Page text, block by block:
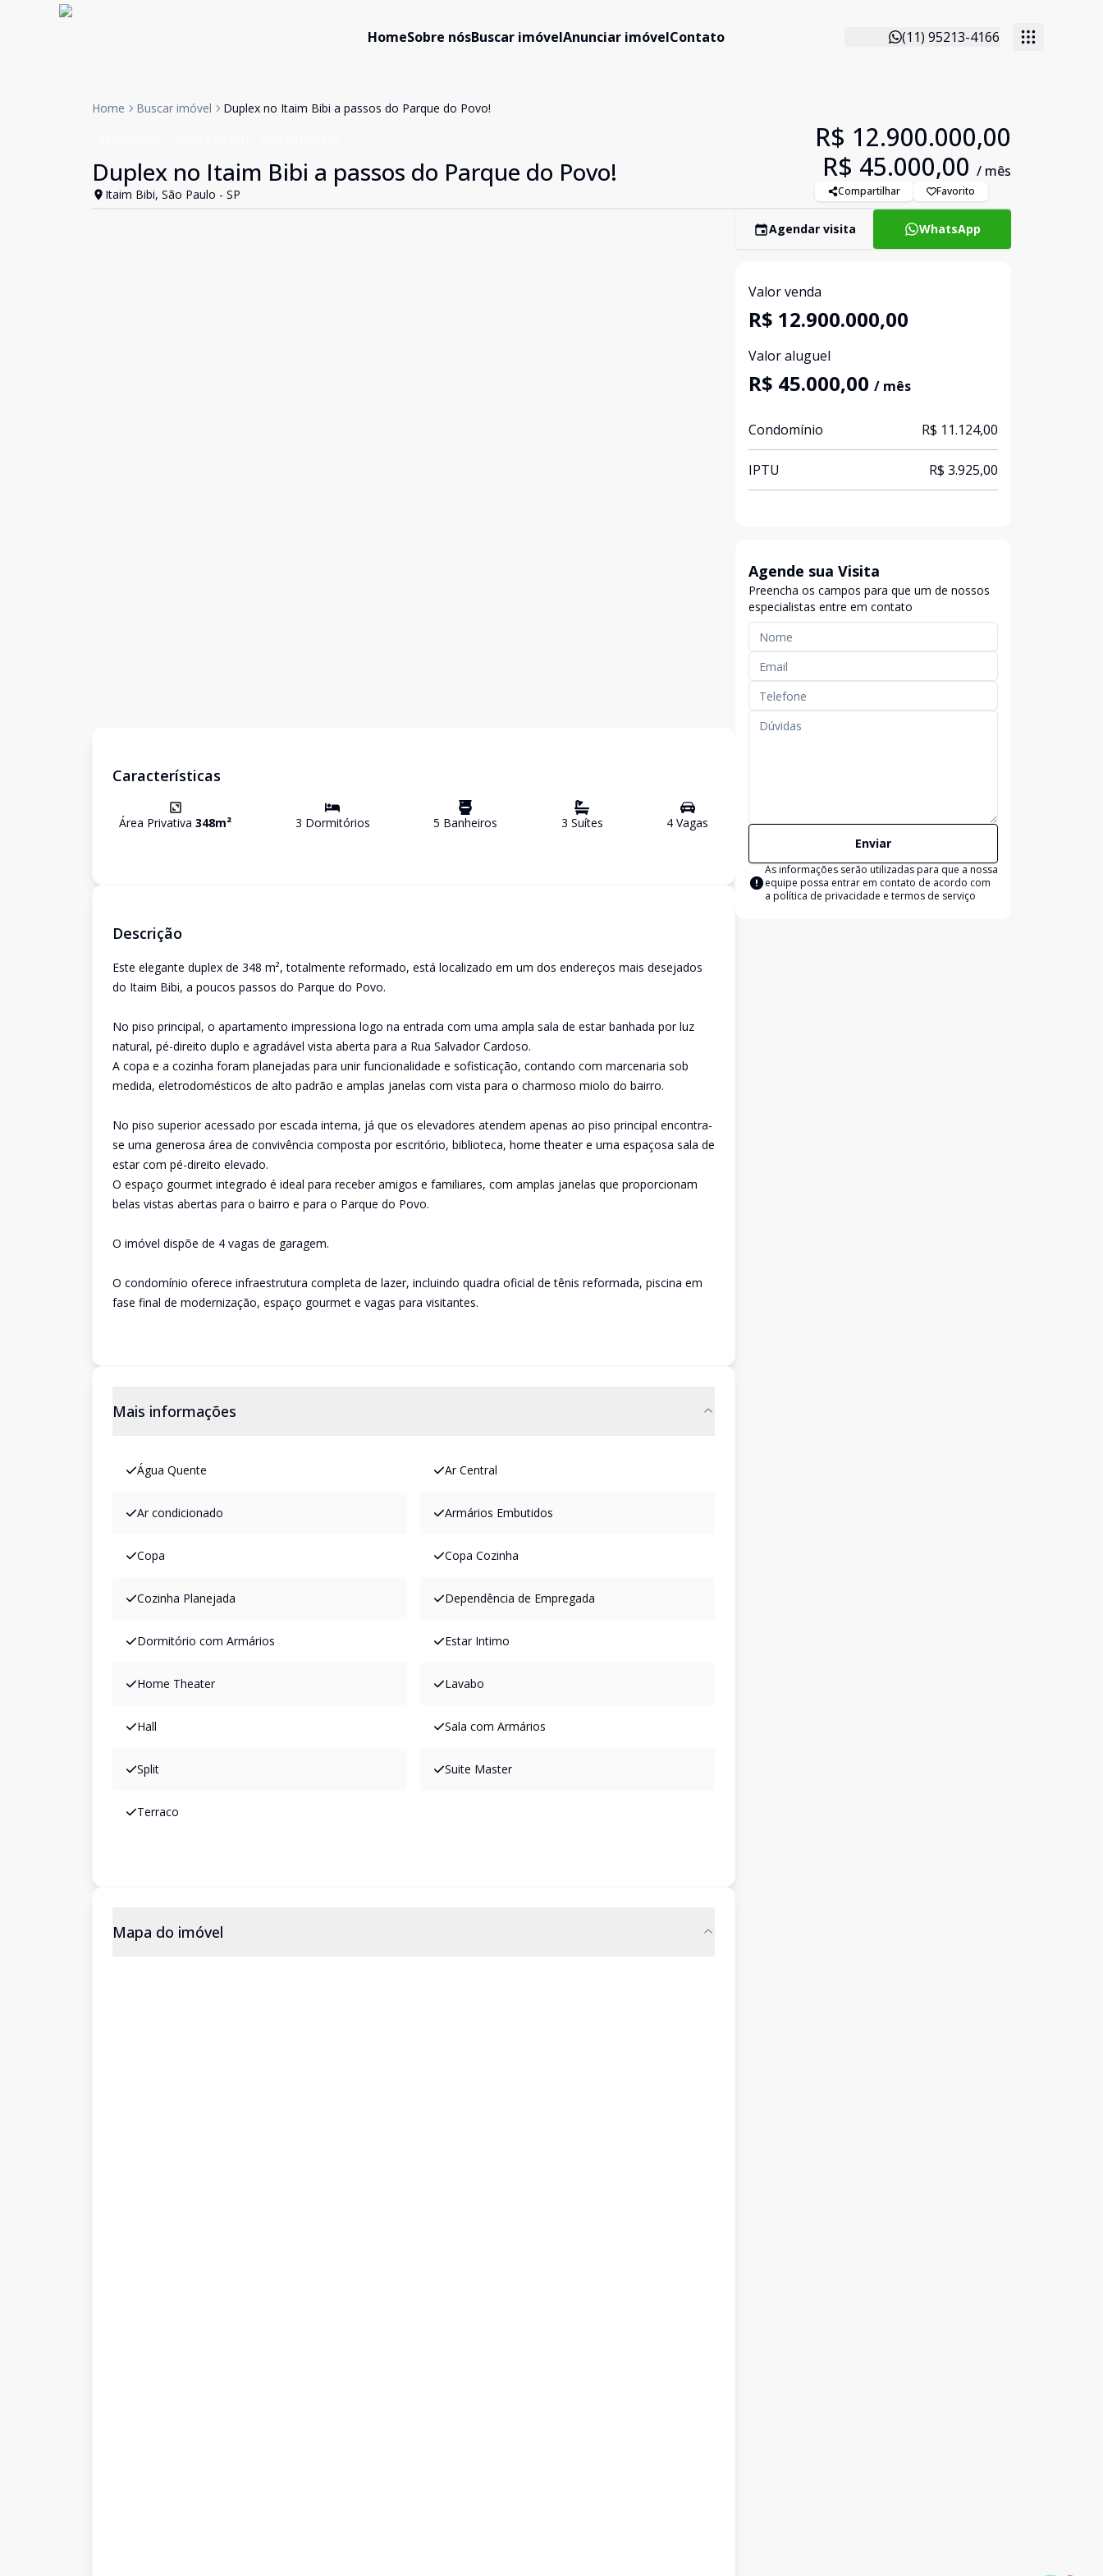
HomeSobre nósBuscar imóvelAnunciar imóvelContato (11) 95213-4166
Home Buscar imóvel Duplex no Itaim Bibi a passos do Parque do Povo!
Duplex no Itaim Bibi a passos do Parque do Povo!
Itaim Bibi, São Paulo - SP
R$ 12.900.000,00
R$ 45.000,00 / mês
Compartilhar Favorito
Características
Área Privativa 348m² 3 Dormitórios 5 Banheiros 3 Suítes 4 Vagas
Descrição
Este elegante duplex de 348 m², totalmente reformado, está localizado em um dos endereços mais desejados
do Itaim Bibi, a poucos passos do Parque do Povo.
No piso principal, o apartamento impressiona logo na entrada com uma ampla sala de estar banhada por luz
natural, pé-direito duplo e agradável vista aberta para a Rua Salvador Cardoso.
A copa e a cozinha foram planejadas para unir funcionalidade e sofisticação, contando com marcenaria sob
medida, eletrodomésticos de alto padrão e amplas janelas com vista para o charmoso miolo do bairro.
No piso superior acessado por escada interna, já que os elevadores atendem apenas ao piso principal encontra-
se uma generosa área de convivência composta por escritório, biblioteca, home theater e uma espaçosa sala de
estar com pé-direito elevado.
O espaço gourmet integrado é ideal para receber amigos e familiares, com amplas janelas que proporcionam
belas vistas abertas para o bairro e para o Parque do Povo.
O imóvel dispõe de 4 vagas de garagem.
O condomínio oferece infraestrutura completa de lazer, incluindo quadra oficial de tênis reformada, piscina em
fase final de modernização, espaço gourmet e vagas para visitantes.
Mais informações
Água Quente Ar Central
Ar condicionado Armários Embutidos
Copa Copa Cozinha
Cozinha Planejada Dependência de Empregada
Dormitório com Armários Estar Intimo
Home Theater Lavabo
Hall Sala com Armários
Split Suite Master
Terraco
Mapa do imóvel
Agendar visita WhatsApp
Valor venda
R$ 12.900.000,00
Valor aluguel
R$ 45.000,00 / mês
Condomínio R$ 11.124,00
IPTU R$ 3.925,00
Agende sua Visita
Preencha os campos para que um de nossos
especialistas entre em contato
Enviar
As informações serão utilizadas para que a nossa
equipe possa entrar em contato de acordo com
a política de privacidade e termos de serviço